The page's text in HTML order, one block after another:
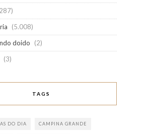
(5.008)
doido
(2)
(3)
TAGS
DO DIA CAMPINA GRANDE